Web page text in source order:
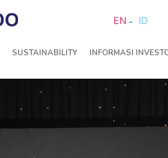
EN ID
SUSTAINABILITY INFORMASI